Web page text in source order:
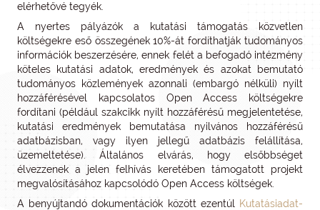
elérhetővé tegyék.
A nyertes pályázók a kutatási támogatás közvetlen
költségekre eső összegének 10%-át fordíthatják tudományos
információk beszerzésére, ennek felét a befogadó intézmény
köteles kutatási adatok, eredmények és azokat bemutató
tudományos közlemények azonnali (embargó nélküli) nyílt
hozzáférésével kapcsolatos Open Access költségekre
fordítani (például szakcikk nyílt hozzáférésű megjelentetése,
kutatási eredmények bemutatása nyilvános hozzáférésű
adatbázisban, vagy ilyen jellegű adatbázis felállítása,
üzemeltetése). Általános elvárás, hogy elsőbbséget
élvezzenek a jelen felhívás keretében támogatott projekt
megvalósításához kapcsolódó Open Access költségek.
A benyújtandó dokumentációk között ezentúl Kutatásiadat-